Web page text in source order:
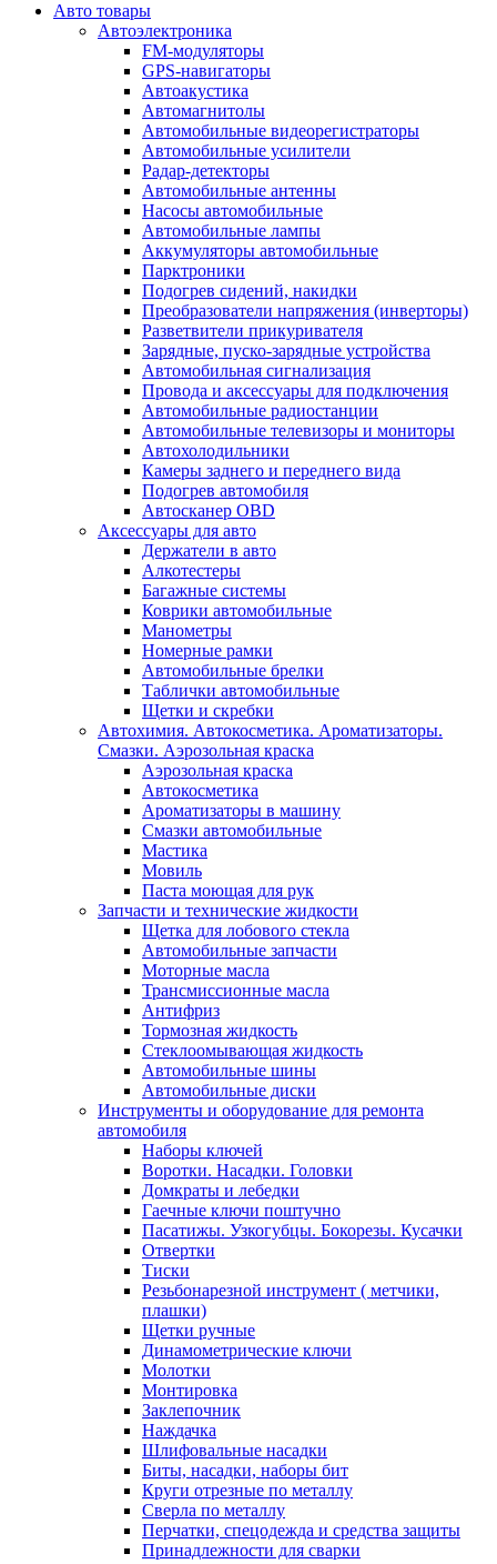
Авто товары
Автоэлектроника
FM-модуляторы
GPS-навигаторы
Автоакустика
Автомагнитолы
Автомобильные видеорегистраторы
Автомобильные усилители
Радар-детекторы
Автомобильные антенны
Насосы автомобильные
Автомобильные лампы
Аккумуляторы автомобильные
Парктроники
Подогрев сидений, накидки
Преобразователи напряжения (инверторы)
Разветвители прикуривателя
Зарядные, пуско-зарядные устройства
Автомобильная сигнализация
Провода и аксессуары для подключения
Автомобильные радиостанции
Автомобильные телевизоры и мониторы
Автохолодильники
Камеры заднего и переднего вида
Подогрев автомобиля
Автосканер OBD
Аксессуары для авто
Держатели в авто
Алкотестеры
Багажные системы
Коврики автомобильные
Манометры
Номерные рамки
Автомобильные брелки
Таблички автомобильные
Щетки и скребки
Автохимия. Автокосметика. Ароматизаторы.
Смазки. Аэрозольная краска
Аэрозольная краска
Автокосметика
Ароматизаторы в машину
Смазки автомобильные
Мастика
Мовиль
Паста моющая для рук
Запчасти и технические жидкости
Щетка для лобового стекла
Автомобильные запчасти
Моторные масла
Трансмиссионные масла
Антифриз
Тормозная жидкость
Стеклоомывающая жидкость
Автомобильные шины
Автомобильные диски
Инструменты и оборудование для ремонта
автомобиля
Наборы ключей
Воротки. Насадки. Головки
Домкраты и лебедки
Гаечные ключи поштучно
Пасатижы. Узкогубцы. Бокорезы. Кусачки
Отвертки
Тиски
Резьбонарезной инструмент ( метчики,
плашки)
Щетки ручные
Динамометрические ключи
Молотки
Монтировка
Заклепочник
Наждачка
Шлифовальные насадки
Биты, насадки, наборы бит
Круги отрезные по металлу
Сверла по металлу
Перчатки, спецодежда и средства защиты
Принадлежности для сварки